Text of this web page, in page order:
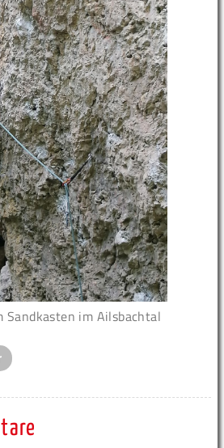
Sandkasten im Ailsbachtal